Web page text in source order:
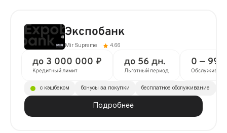
Экспобанк
Mir Supreme 4.66
до 3 000 000 ₽
Кредитный лимит
до 56 дн.
Льготный период
0 —
Подробнее
с кэшбеком бонусы за покупки бесплатное обслуживание